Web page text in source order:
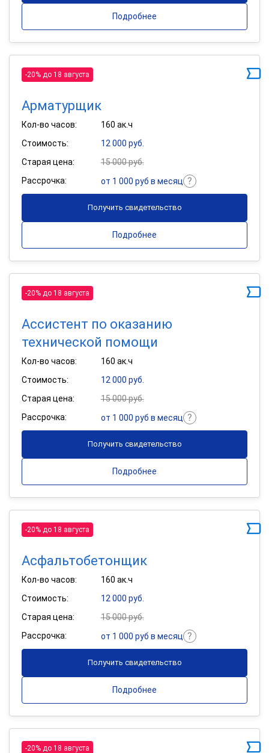
Подробнее
-20% до 18 августа
Арматурщик
Кол-во часов:
160 ак.ч
Стоимость:
12 000 руб.
Старая цена:
15 000 руб.
Рассрочка:
от 1 000 руб в месяц
Получить свидетельство
Подробнее
-20% до 18 августа
Ассистент по оказанию
технической помощи
Кол-во часов:
160 ак.ч
Стоимость:
12 000 руб.
Старая цена:
15 000 руб.
Рассрочка:
от 1 000 руб в месяц
Получить свидетельство
Подробнее
-20% до 18 августа
Асфальтобетонщик
Кол-во часов:
160 ак.ч
Стоимость:
12 000 руб.
Старая цена:
15 000 руб.
Рассрочка:
от 1 000 руб в месяц
Получить свидетельство
Подробнее
-20% до 18 августа